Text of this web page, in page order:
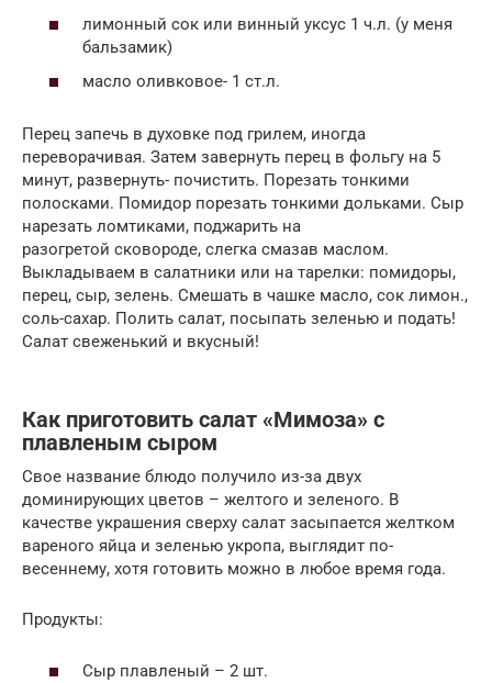
лимонный сок или винный уксус 1 ч.л. (у меня
бальзамик)
масло оливковое- 1 ст.л.
Перец запечь в духовке под грилем, иногда
переворачивая. Затем завернуть перец в фольгу на 5
минут, развернуть- почистить. Порезать тонкими
полосками. Помидор порезать тонкими дольками. Сыр
нарезать ломтиками, поджарить на
разогретой сковороде, слегка смазав маслом.
Выкладываем в салатники или на тарелки: помидоры,
перец, сыр, зелень. Смешать в чашке масло, сок лимон.,
соль-сахар. Полить салат, посыпать зеленью и подать!
Салат свеженький и вкусный!
Как приготовить салат «Мимоза» с
плавленым сыром
Свое название блюдо получило из-за двух
доминирующих цветов – желтого и зеленого. В
качестве украшения сверху салат засыпается желтком
вареного яйца и зеленью укропа, выглядит по-
весеннему, хотя готовить можно в любое время года.
Продукты:
Сыр плавленый – 2 шт.